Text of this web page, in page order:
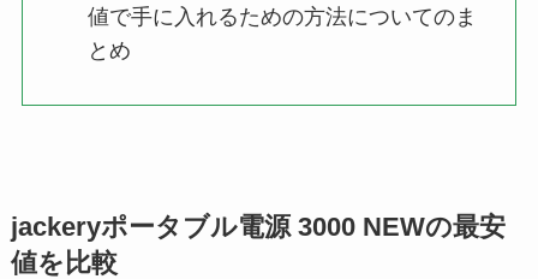
値で手に入れるための方法についてのま
とめ
jackeryポータブル電源 3000 NEWの最安
値を比較